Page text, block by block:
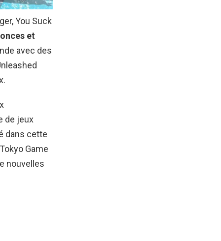
You Suck
et
avec des
de jeux
dans cette
Game
nouvelles